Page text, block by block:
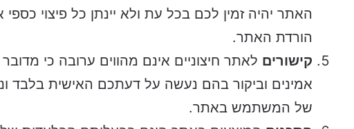
האתר יהיה זמין לכם בכל עת ולא יינתן כל פיצוי
הורדת האתר.
קישורים לאתר חיצוניים אינם מהווים ערובה כי
אמינים וביקור בהם נעשה על דעתכם האישית בלבד
של המשתמש באתר.